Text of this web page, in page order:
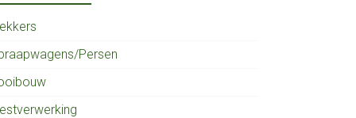
Persen